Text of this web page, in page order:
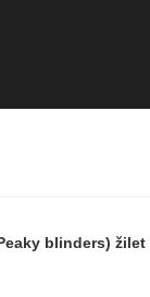
blinders) žilet